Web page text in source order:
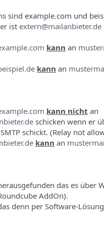
sind example.com und
ist extern@mailanbieter.de
kann an
kann an
kann nicht an
schicken wenn er
schickt. (Relay not
kann an
das es über
AddOn).
denn per Software-